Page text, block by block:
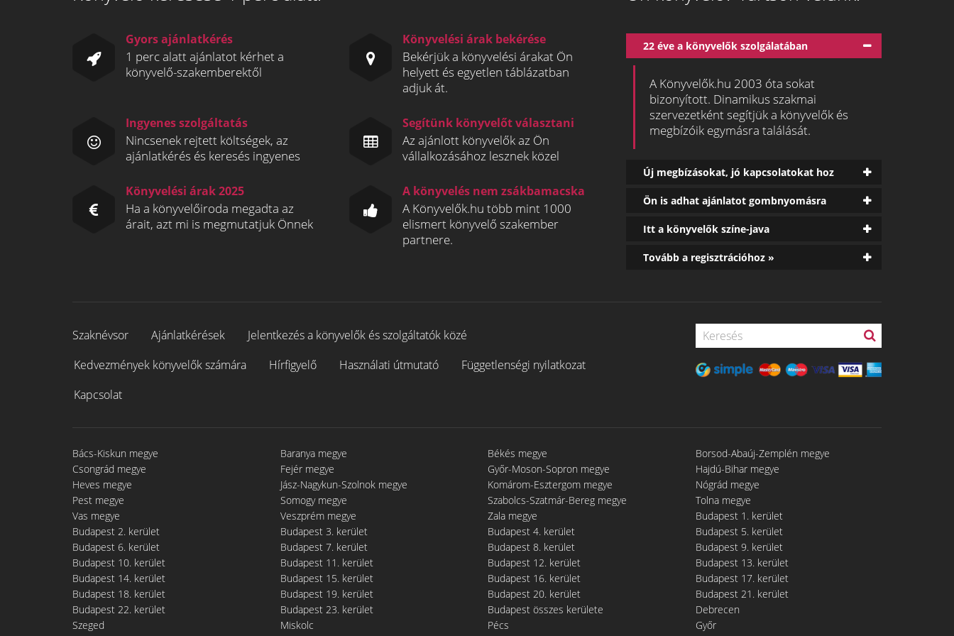
Gyors ajánlatkérés
1 perc alatt ajánlatot kérhet a
könyvelő-szakemberektől
Könyvelési árak bekérése
Bekérjük a könyvelési árakat Ön
helyett és egyetlen táblázatban
adjuk át.
Ingyenes szolgáltatás
Nincsenek rejtett költségek, az
ajánlatkérés és keresés ingyenes
Segítünk könyvelőt választani
Az ajánlott könyvelők az Ön
vállalkozásához lesznek közel
Könyvelési árak 2025
Ha a könyvelőiroda megadta az
árait, azt mi is megmutatjuk Önnek
A könyvelés nem zsákbamacska
A Könyvelők.hu több mint 1000
elismert könyvelő szakember
partnere.
22 éve a könyvelők szolgálatában
A Könyvelők.hu 2003 óta sokat
bizonyított. Dinamikus szakmai
szervezetként segítjük a könyvelők és
megbízóik egymásra találását.
Új megbízásokat, jó kapcsolatokat hoz
Ön is adhat ajánlatot gombnyomásra
Itt a könyvelők színe-java
Tovább a regisztrációhoz »
Szaknévsor Ajánlatkérések
Jelentkezés a könyvelők és szolgáltatók közé
Kedvezmények könyvelők számára
Hírfigyelő Használati útmutató
Függetlenségi nyilatkozat
Kapcsolat
Bács-Kiskun megye Baranya megye Békés megye
Borsod-Abaúj-Zemplén megye
Csongrád megye
Fejér megye Győr-Moson-Sopron megye
Hajdú-Bihar megye
Heves megye
Jász-Nagykun-Szolnok megye Komárom-Esztergom megye
Nógrád megye
Pest megye
Somogy megye Szabolcs-Szatmár-Bereg megye
Tolna megye
Vas megye
Veszprém megye Zala megye
Budapest 1. kerület
Budapest 2. kerület
Budapest 3. kerület Budapest 4. kerület
Budapest 5. kerület
Budapest 6. kerület
Budapest 7. kerület Budapest 8. kerület
Budapest 9. kerület
Budapest 10. kerület
Budapest 11. kerület Budapest 12. kerület
Budapest 13. kerület
Budapest 14. kerület
Budapest 15. kerület Budapest 16. kerület
Budapest 17. kerület
Budapest 18. kerület
Budapest 19. kerület Budapest 20. kerület
Budapest 21. kerület
Budapest 22. kerület
Budapest 23. kerület Budapest összes kerülete
Debrecen
Szeged
Miskolc Pécs
Győr